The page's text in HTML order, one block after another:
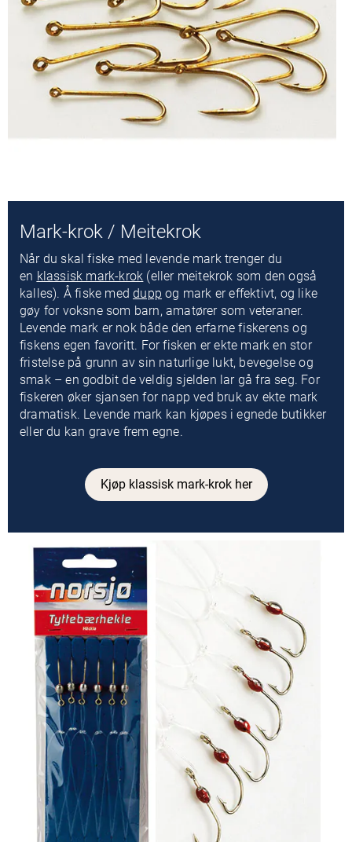
Mark-krok / Meitekrok
Når du skal fiske med levende mark trenger du
en klassisk mark-krok (eller meitekrok som den også
kalles). Å fiske meddupp og mark er effektivt, og like
gøy for voksne som barn, amatører som veteraner.
Levende mark er nok både den erfarne fiskerens og
fiskens egen favoritt. For fisken er ekte mark en stor
fristelse på grunn av sin naturlige lukt, bevegelse og
smak – en godbit de veldig sjelden lar gå fra seg. For
fiskeren øker sjansen for napp ved bruk av ekte mark
dramatisk. Levende mark kan kjøpes i egnede butikker
eller du kan grave frem egne.
Kjøp klassisk mark-krok her